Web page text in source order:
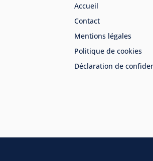
Accueil
Contact
Mentions légales
Politique de cookies
Déclaration de